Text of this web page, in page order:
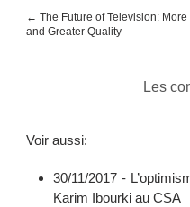
← The Future of Television:
and Greater Quality
Les
Voir aussi:
30/11/2017 -
Karim Ibourki au CSA